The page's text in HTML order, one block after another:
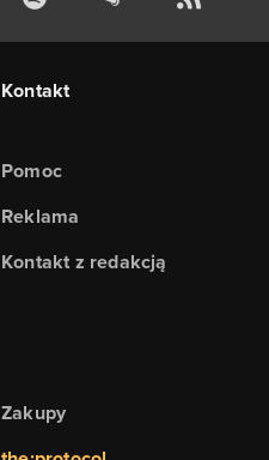
Kontakt
Pomoc
Reklama
Kontakt z redakcją
Zakupy